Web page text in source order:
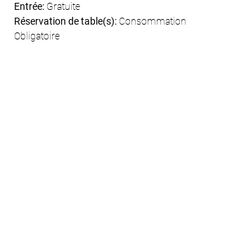
Entrée: Gratuite
Réservation de table(s): Consommation
Obligatoire